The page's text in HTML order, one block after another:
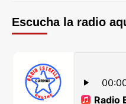
Escucha la radio